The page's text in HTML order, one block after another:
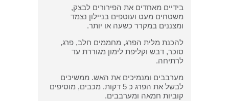
בידיים מאחדים את הפירורים לבצק,
משטחים מעט ועוטפים בניילון נצמד
ומצננים במקרר כשעה או יותר.
להכנת מלית הפרג, מחממים חלב, פרג,
סוכר, דבש וקליפת לימון מגוררת עד
לרתיחה.
מערבבים ומנמיכים את האש. ממשיכים
לבשל את הפרג כ 5 דקות. מכבים, מוסיפים
קוביות חמאה ומערבבים.